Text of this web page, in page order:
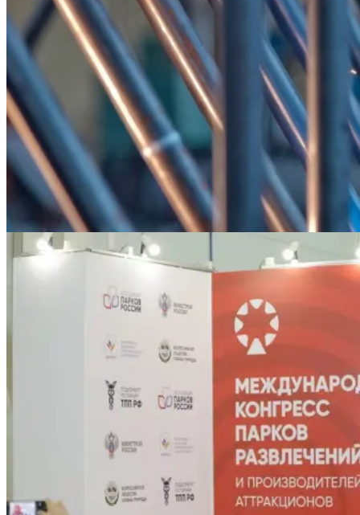
Испытания аттракционов крупным
планом: «Страна советов» в парке
«Аттра Лэнд»
2026-07-02
Анализ производства при
сертификации: почему «закрыть
глаза» уже не работает
2026-06-11